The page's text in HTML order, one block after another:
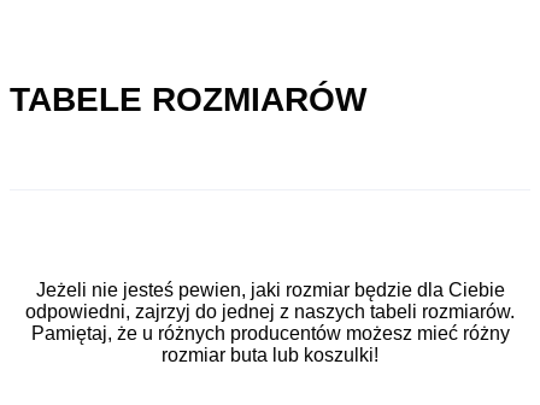
TABELE ROZMIARÓW
Jeżeli nie jesteś pewien, jaki rozmiar będzie dla Ciebie
odpowiedni, zajrzyj do jednej z naszych tabeli rozmiarów.
Pamiętaj, że u różnych producentów możesz mieć różny
rozmiar buta lub koszulki!